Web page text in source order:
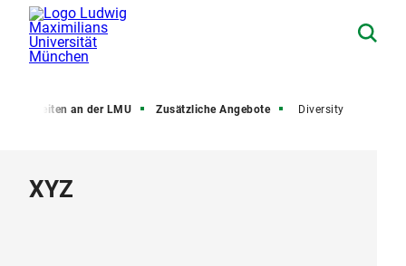
Arbeiten an der LMU Zusätzliche Angebote Diversity
XYZ